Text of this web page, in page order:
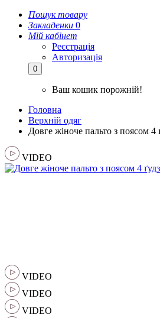
Пошук товару
Закладенки 0
Мій кабінет
Реєстрація
Авторизація
0
Ваш кошик порожній!
Головна
Верхній одяг
Довге жіноче пальто з поясом 4
VIDEO
VIDEO
VIDEO
VIDEO